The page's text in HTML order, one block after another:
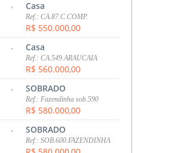
, Casa
Ref.: CA.87.C.COMP.
R$ 550.000,00
, Casa
Ref.: CA.549.ARAUCAIA
R$ 560.000,00
, SOBRADO
Ref.: Fazendinha sob.590
R$ 580.000,00
, SOBRADO
Ref.: SOB.600.FAZENDINHA